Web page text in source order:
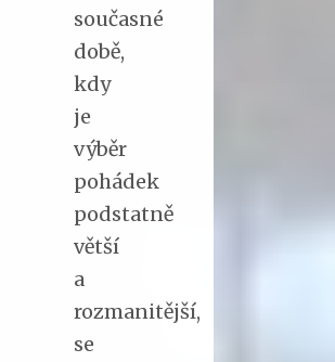
současné
době,
kdy
je
výběr
pohádek
podstatně
větší
a
rozmanitější,
se